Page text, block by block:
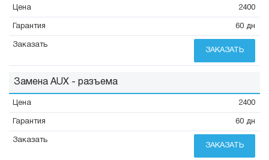
2400
60 дн
ЗАКАЗАТЬ
Замена AUX - разъема
2400
60 дн
ЗАКАЗАТЬ